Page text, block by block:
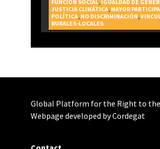
FUNCIÓN SOCIAL, IGUALDAD DE
JUSTICIA CLIMÁTICA, MAYOR
POLÍTICA, NO DISCRIMINACIÓN
RURALES-LOCALES
Global Platform for the Right to
Webpage developed by Cordegat